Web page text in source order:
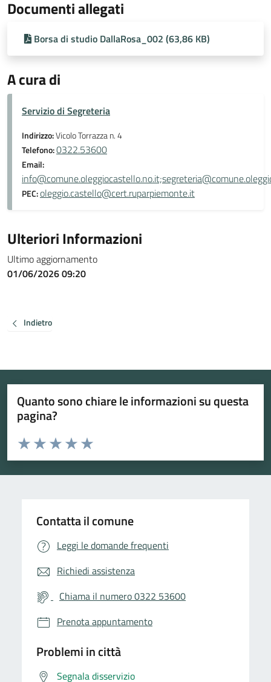
Documenti allegati
Borsa di studio DallaRosa_002 (63,86 KB)
A cura di
Servizio di Segreteria
Indirizzo:Vicolo Torrazza n. 4
Telefono:0322.53600
Email:
PEC:oleggio.castello@cert.ruparpiemonte.it
Ulteriori Informazioni
Ultimo aggiornamento
01/06/2026 09:20
Indietro
Quanto sono chiare le informazioni su questa
pagina?
Valuta da 1 a 5 stelle la pagina
Valuta 5 stelle su 5
Valuta 4 stelle su 5
Valuta 3 stelle su 5
Valuta 2 stelle su 5
Valuta 1 stelle su 5
Contatta il comune
Leggi le domande frequenti
Richiedi assistenza
Chiama il numero 0322 53600
Prenota appuntamento
Problemi in città
Segnala disservizio